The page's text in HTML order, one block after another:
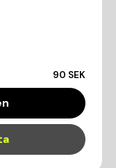
90 SEK